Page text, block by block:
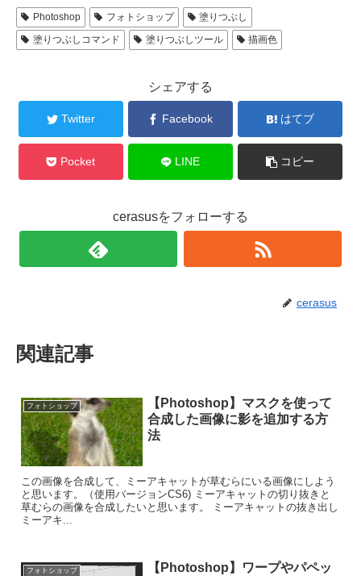
Photoshop フォトショップ
塗りつぶし
塗りつぶしコマンド
塗りつぶしツール 描画色
シェアする
Twitter Facebook はてブ
Pocket LINE コピー
cerasusをフォローする
cerasus
関連記事
フォトショップ
【Photoshop】マスクを使って
合成した画像に影を追加する方
法
この画像を合成して、ミーアキャットが草むらにいる画像にしよう
と思います。（使用バージョンCS6) ミーアキャットの切り抜きと
草むらの画像を合成したいと思います。 ミーアキャットの抜き出し
ミーアキ...
フォトショップ
【Photoshop】ワープやパペッ